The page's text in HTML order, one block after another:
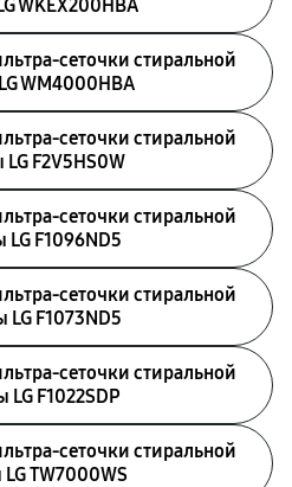
WKEX200HBA
сеточки стиральной
WM4000HBA
сеточки стиральной
F2V5HS0W
сеточки стиральной
F1096ND5
сеточки стиральной
F1073ND5
сеточки стиральной
F1022SDP
сеточки стиральной
TW7000WS